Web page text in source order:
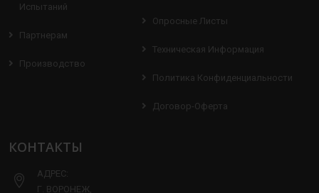
Испытаний
Партнерам
Производство
Опросные Листы
Техническая Информация
Политика Конфиденциальности
Договор-Оферта
КОНТАКТЫ
АДРЕС:
Г. ВОРОНЕЖ,